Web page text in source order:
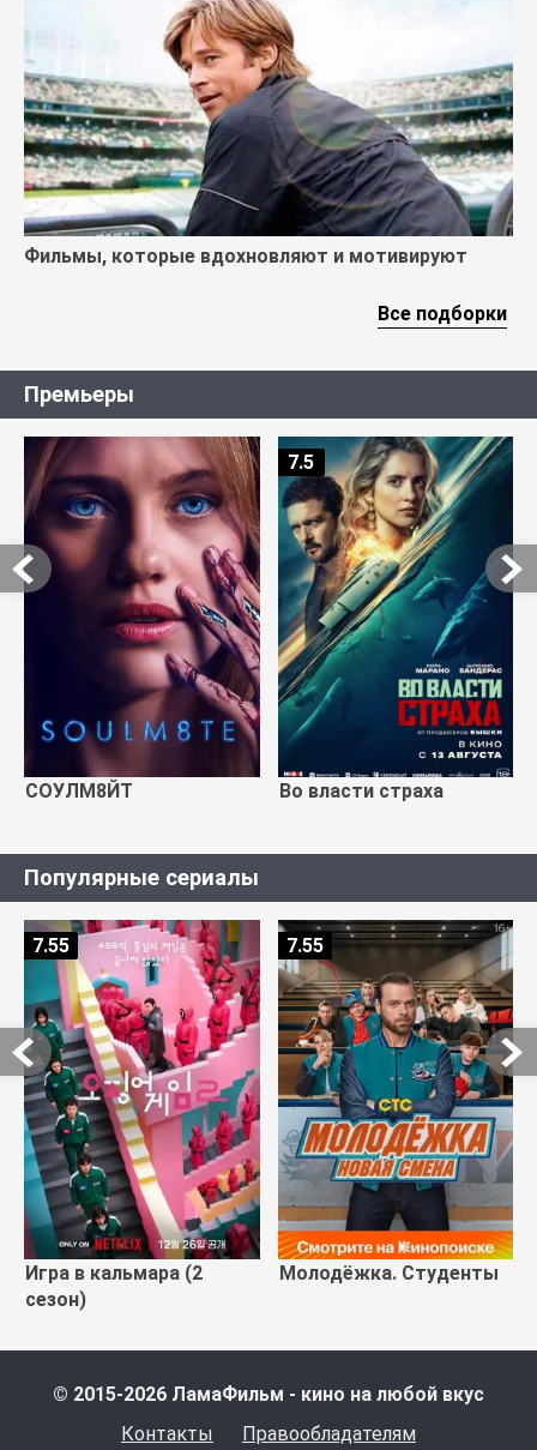
Фильмы, которые вдохновляют и мотивируют
Все подборки
Премьеры
СОУЛМ8ЙТ Во власти страха
7.5
Популярные сериалы
Игра в кальмара (2
сезон)
7.55
Молодёжка. Студенты
7.55
© 2015-2026 ЛамаФильм - кино на любой вкус
Контакты
Правообладателям